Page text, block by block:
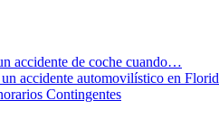
accidente de coche cuando…
accidente automovilístico en
Contingentes